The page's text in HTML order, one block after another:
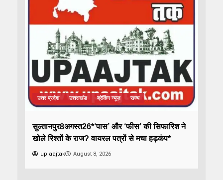
उत्तर प्रदेश उत्तराखंड ब्रेकिंग न्यूज़ राज्य
सुल्तानपुर8अगस्त26*‘पास’ और ‘फीस’ की सिफारिश ने
खोले रिश्तों के राज? वायरल पत्रों से मचा हड़कंप*
up aajtak August 8, 2026